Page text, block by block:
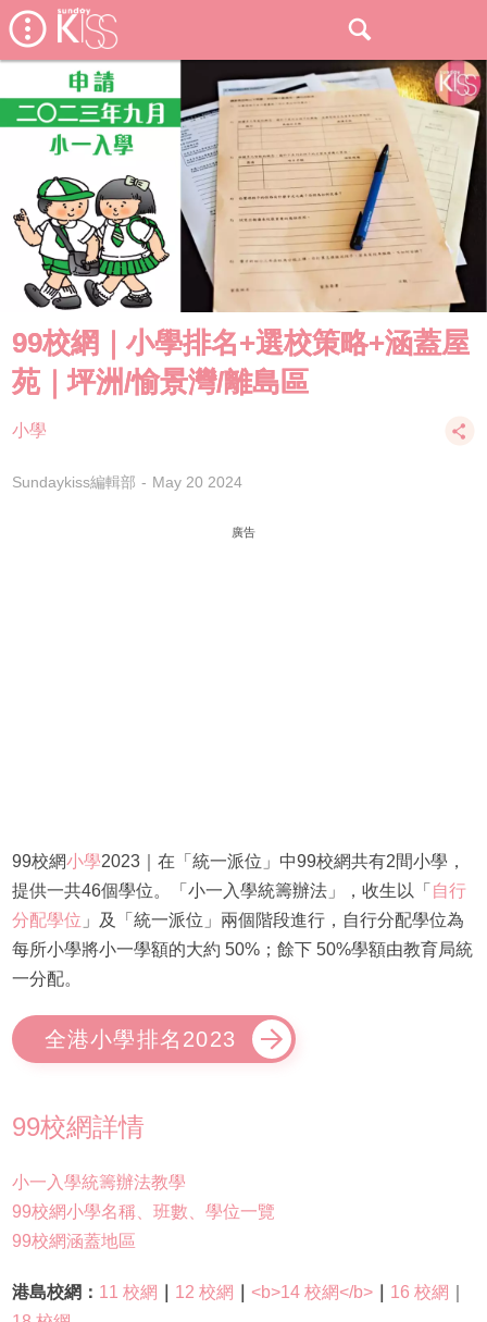
99校網｜小學排名+選校策略+涵蓋屋
苑｜坪洲/愉景灣/離島區
小學
Sundaykiss編輯部 May 20 2024
廣告
99校網小學2023｜在「統一派位」中99校網共有2間小學，
提供一共46個學位。「小一入學統籌辦法」，收生以「 自行
分配學位 」及「統一派位」兩個階段進行，自行分配學位為
每所小學將小一學額的大約 50%；餘下 50%學額由教育局統
一分配。
全港小學排名2023
99校網詳情
小一入學統籌辦法教學
99校網小學名稱、班數、學位一覽
99校網涵蓋地區
港島校網： 11 校網 12 校網 <b>14 校網</b>｜ 16 校網